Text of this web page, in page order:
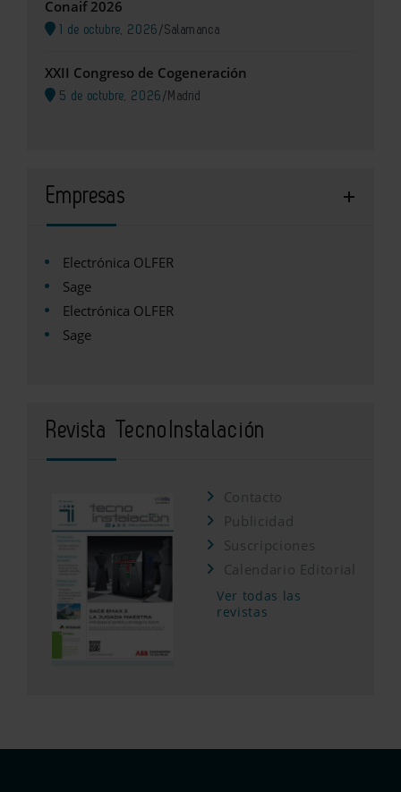
Conaif 2026
1 de octubre, 2026 /Salamanca
XXII Congreso de Cogeneración
5 de octubre, 2026 / Madrid
Empresas
Electrónica OLFER
Sage
Electrónica OLFER
Sage
Revista TecnoInstalación
Contacto
Publicidad
Suscripciones
Calendario Editorial
Ver todas las
revistas